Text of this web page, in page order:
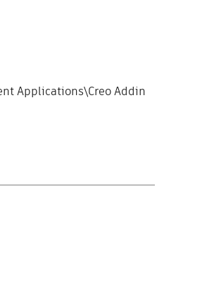
Applications\Creo Addin